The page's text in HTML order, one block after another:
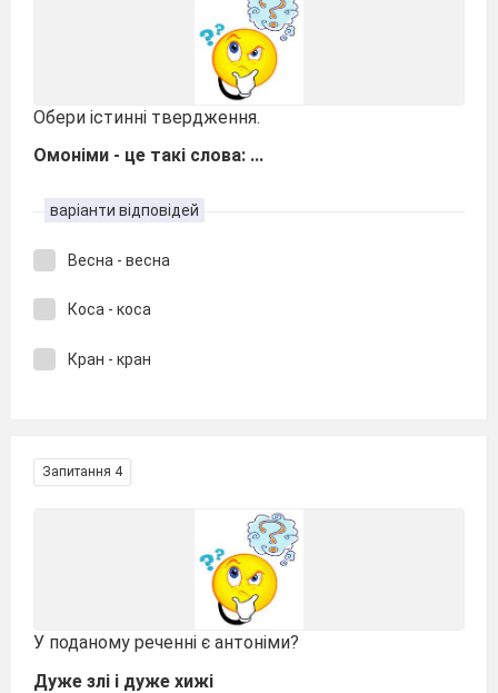
Обери істинні твердження.
Омоніми - це такі слова: ...
варіанти відповідей
Весна - весна
Коса - коса
Кран - кран
Запитання 4
У поданому реченні є антоніми?
Дуже злі і дуже хижі